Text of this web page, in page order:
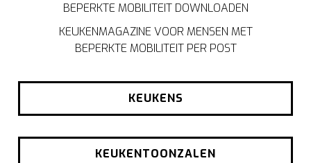
BEPERKTE MOBILITEIT DOWNLOADEN
KEUKENMAGAZINE VOOR MENSEN MET
BEPERKTE MOBILITEIT PER POST
KEUKENS
KEUKENTOONZALEN